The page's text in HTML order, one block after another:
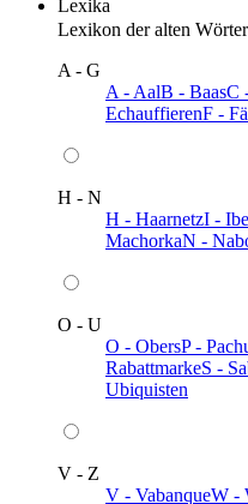
Lexika
Lexikon der alten
A - G
A - AalB - BaasC
EchauffierenF -
H - N
H - HaarnetzI -
MachorkaN -
O - U
O - ObersP -
RabattmarkeS -
Ubiquisten
V - Z
V - VabanqueW -